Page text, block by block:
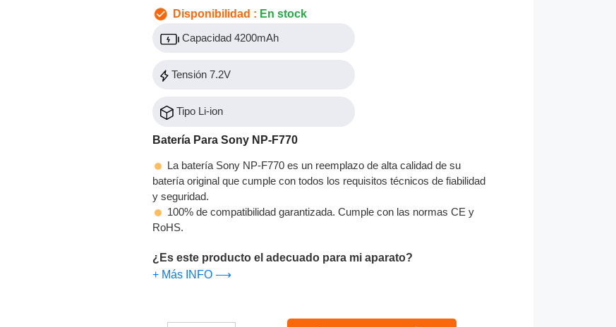
Disponibilidad : En stock
Capacidad 4200mAh
Tensión 7.2V
Tipo Li-ion
Batería Para Sony NP-F770
La batería Sony NP-F770 es un reemplazo de alta calidad de su
batería original que cumple con todos los requisitos técnicos de fiabilidad
y seguridad.
100% de compatibilidad garantizada. Cumple con las normas CE y
RoHS.
¿Es este producto el adecuado para mi aparato?
+ Más INFO ⟶